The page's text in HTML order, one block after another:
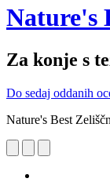
Nature's
Za konje s
Do sedaj oddanih
Nature's Best